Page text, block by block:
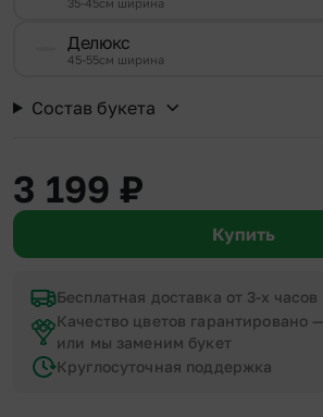
35-45см ширина
Делюкс
45-55см ширина
Состав букета
3 199 ₽
Купить
Бесплатная доставка от 3-х часов
Качество цветов гарантировано —
или мы заменим букет
Круглосуточная поддержка